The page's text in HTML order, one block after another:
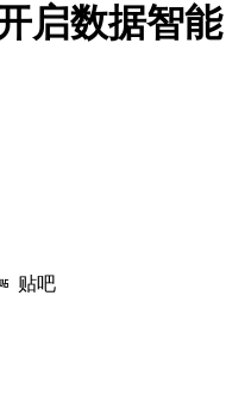
启数据智能
贴吧